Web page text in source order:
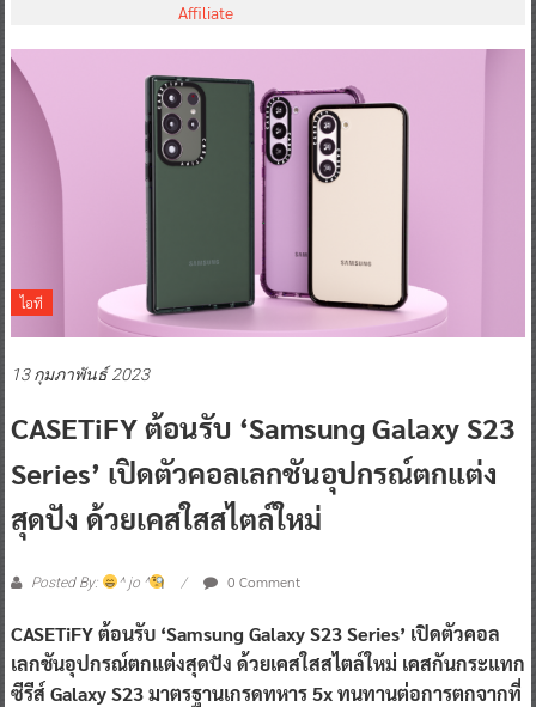
Affiliate
ไอที
13 กุมภาพันธ์ 2023
CASETiFY ต้อนรับ ‘Samsung Galaxy S23
Series’ เปิดตัวคอลเลกชันอุปกรณ์ตกแต่ง
สุดปัง ด้วยเคสใสสไตล์ใหม่
Posted By: ^ jo ^ 0 Comment
CASETiFY ต้อนรับ ‘Samsung Galaxy S23 Series’ เปิดตัวคอล
เลกชันอุปกรณ์ตกแต่งสุดปัง ด้วยเคสใสสไตล์ใหม่ เคสกันกระแทก
ซีรีส์ Galaxy S23 มาตรฐานเกรดทหาร 5x ทนทานต่อการตกจากที่